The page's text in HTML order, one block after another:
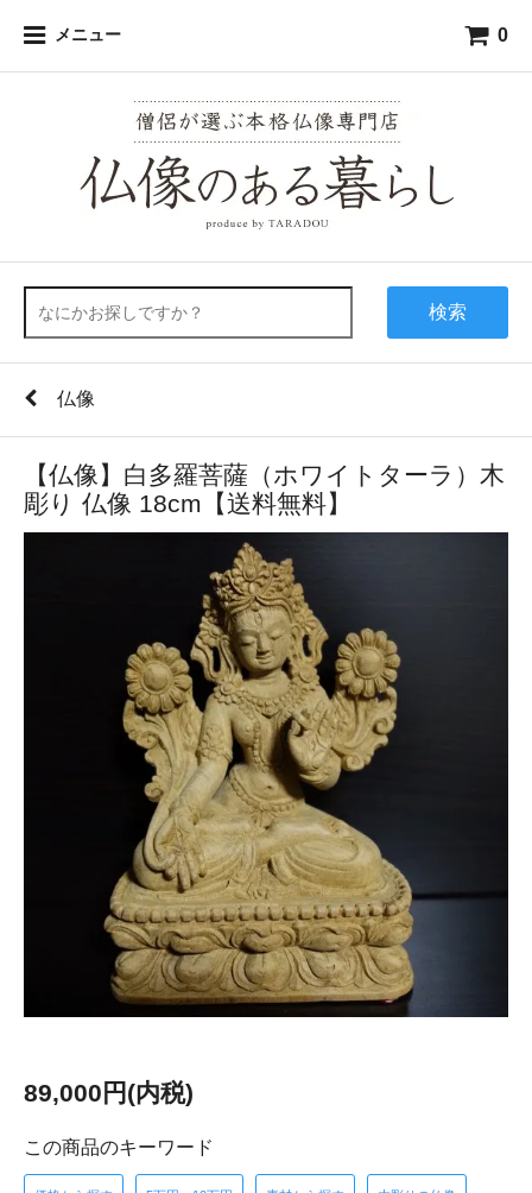
メニュー 0
検索
仏像
【仏像】白多羅菩薩（ホワイトターラ）木
彫り 仏像 18cm【送料無料】
89,000円(内税)
この商品のキーワード